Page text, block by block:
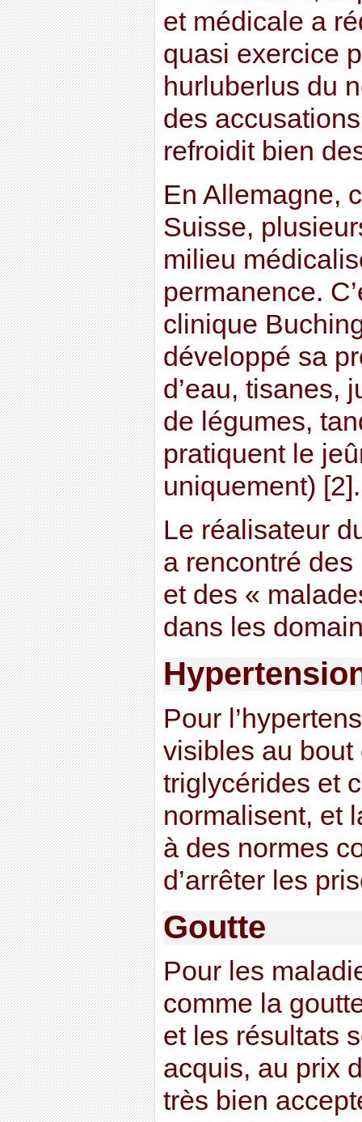
et médicale a
quasi exercice
hurluberlus du
des
refroidit bien
En Allemagne,
Suisse,
milieu
permanence.
clinique
développé sa
d’eau, tisanes,
de légumes,
pratiquent le
uniquement) [2].
Le réalisateur
a rencontré
et des «
dans les
Pour
visibles au
triglycérides et
normalisent, et
à des normes
d’arrêter les
Goutte
Pour les
comme la
et les résultats
acquis, au prix
très bien